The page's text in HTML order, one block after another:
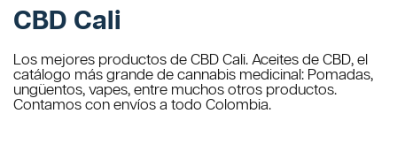
CBD Cali
Los mejores productos de CBD Cali. Aceites de CBD, el
catálogo más grande de cannabis medicinal: Pomadas,
ungüentos, vapes, entre muchos otros productos.
Contamos con envíos a todo Colombia.